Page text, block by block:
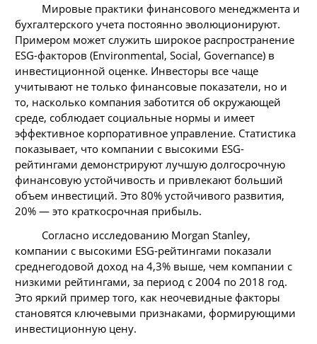
Мировые практики финансового менеджмента и
бухгалтерского учета постоянно эволюционируют.
Примером может служить широкое распространение
ESG-факторов (Environmental, Social, Governance) в
инвестиционной оценке. Инвесторы все чаще
учитывают не только финансовые показатели, но и
то, насколько компания заботится об окружающей
среде, соблюдает социальные нормы и имеет
эффективное корпоративное управление. Статистика
показывает, что компании с высокими ESG-
рейтингами демонстрируют лучшую долгосрочную
финансовую устойчивость и привлекают больший
объем инвестиций. Это 80% устойчивого развития,
20% — это краткосрочная прибыль.
Согласно исследованию Morgan Stanley,
компании с высокими ESG-рейтингами показали
среднегодовой доход на 4,3% выше, чем компании с
низкими рейтингами, за период с 2004 по 2018 год.
Это яркий пример того, как неочевидные факторы
становятся ключевыми признаками, формирующими
инвестиционную цену.